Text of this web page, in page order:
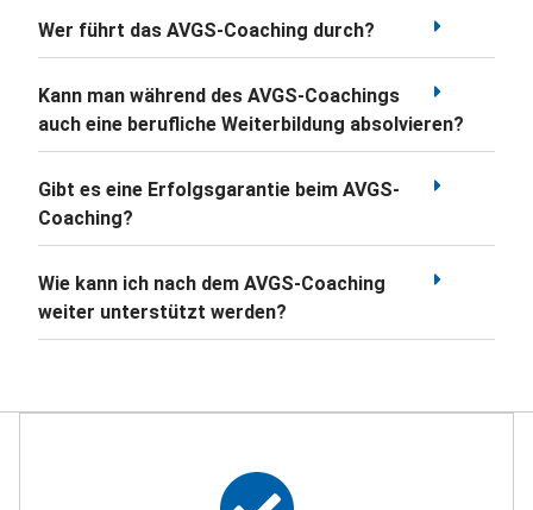
Wer führt das AVGS-Coaching durch?
Kann man während des AVGS-Coachings
auch eine berufliche Weiterbildung absolvieren?
Gibt es eine Erfolgsgarantie beim AVGS-
Coaching?
Wie kann ich nach dem AVGS-Coaching
weiter unterstützt werden?